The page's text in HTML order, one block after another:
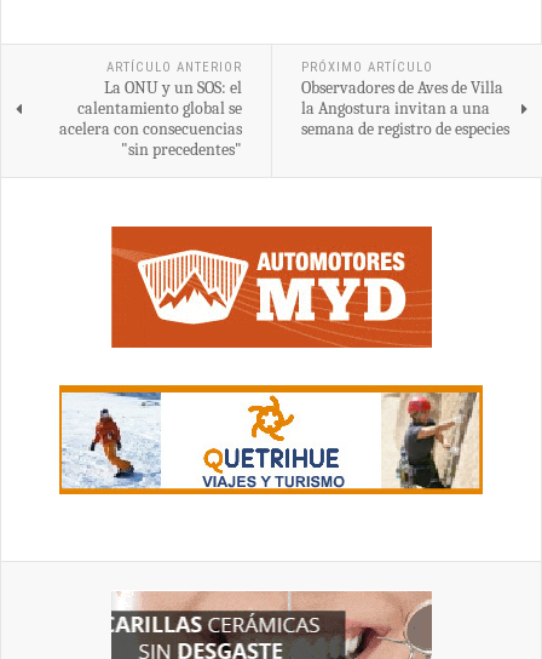
ARTÍCULO ANTERIOR
La ONU y un SOS: el
calentamiento global se
acelera con consecuencias
"sin precedentes"
PRÓXIMO ARTÍCULO
Observadores de Aves de Villa
la Angostura invitan a una
semana de registro de especies